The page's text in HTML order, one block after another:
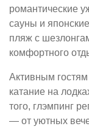
романтические
сауны и
пляж с
комфортного
Активным
катание на
того, глэмпинг
— от уютных